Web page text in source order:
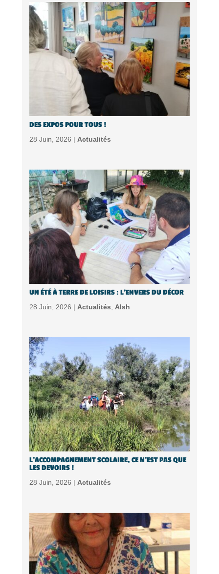
DES EXPOS POUR TOUS !
28 Juin, 2026 | Actualités
UN ÉTÉ À TERRE DE LOISIRS : L’ENVERS DU DÉCOR
28 Juin, 2026 | Actualités Alsh
L’ACCOMPAGNEMENT SCOLAIRE, CE N’EST PAS QUE
LES DEVOIRS !
28 Juin, 2026 | Actualités